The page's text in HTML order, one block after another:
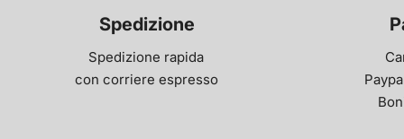
Spedizione
Spedizione rapida
con corriere espresso